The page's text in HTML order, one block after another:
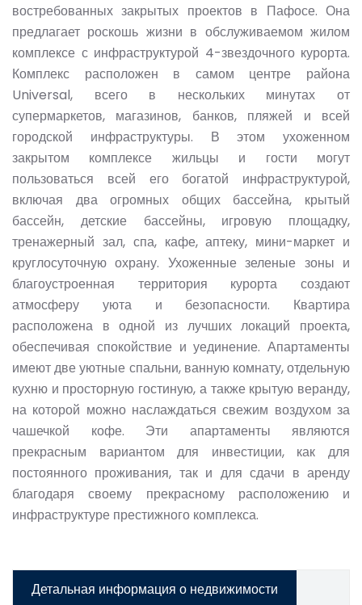
востребованных закрытых проектов в Пафосе. Она
предлагает роскошь жизни в обслуживаемом жилом
комплексе с инфраструктурой 4-звездочного курорта.
Комплекс расположен в самом центре района
Universal, всего в нескольких минутах от
супермаркетов, магазинов, банков, пляжей и всей
городской инфраструктуры. В этом ухоженном
закрытом комплексе жильцы и гости могут
пользоваться всей его богатой инфраструктурой,
включая два огромных общих бассейна, крытый
бассейн, детские бассейны, игровую площадку,
тренажерный зал, спа, кафе, аптеку, мини-маркет и
круглосуточную охрану. Ухоженные зеленые зоны и
благоустроенная территория курорта создают
атмосферу уюта и безопасности. Квартира
расположена в одной из лучших локаций проекта,
обеспечивая спокойствие и уединение. Апартаменты
имеют две уютные спальни, ванную комнату, отдельную
кухню и просторную гостиную, а также крытую веранду,
на которой можно наслаждаться свежим воздухом за
чашечкой кофе. Эти апартаменты являются
прекрасным вариантом для инвестиции, как для
постоянного проживания, так и для сдачи в аренду
благодаря своему прекрасному расположению и
инфраструктуре престижного комплекса.
Детальная информация о недвижимости